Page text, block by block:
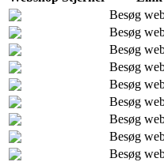
Besøg
Besøg
Besøg
Besøg
Besøg
Besøg
Besøg
Besøg
Besøg